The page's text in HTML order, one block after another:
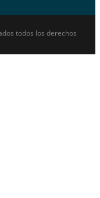
todos los derechos